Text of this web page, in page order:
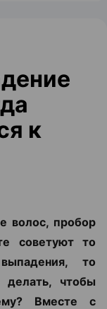
к
волос, пробор
советуют то
то
чтобы
Вместе с